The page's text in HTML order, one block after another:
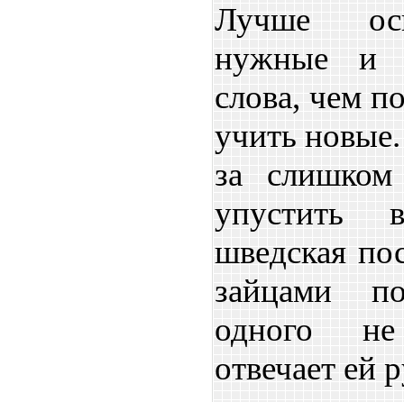
Лучше
нужные и
слова, чем
учить
за
упустить
шведская
зайцами
одного
отвечает ей